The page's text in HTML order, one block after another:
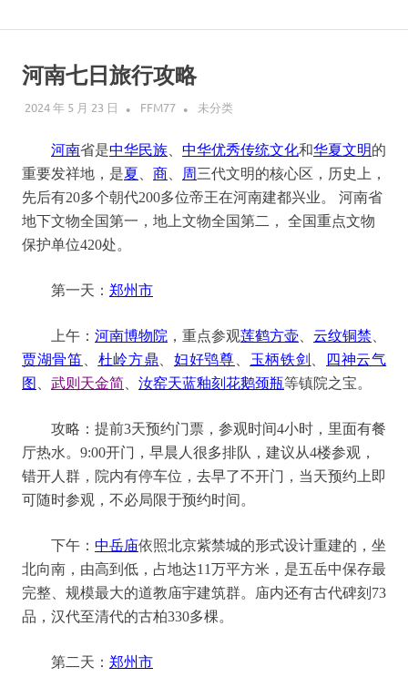
to
说
走
就
走
的
旅
河南七日旅行攻略
2024 年 5 月 23 日 FFM77 未分类
河南省是中华民族 中华优秀传统文化和华夏文明的
重要发祥地，是夏 商 周三代文明的核心区，历史上，
先后有20多个朝代200多位帝王在河南建都兴业。
河南省
地下文物全国第一，地上文物全国第二，
全国重点文物
保护单位420处。
第一天 ： 郑州市
上午： 河南博物院 ，重点参观莲鹤方壶 云纹铜禁
贾湖骨笛
杜岭方鼎 妇好鸮尊 玉柄铁剑
四神云气
图
武则天金简 汝窑天蓝釉刻花鹅颈瓶等镇院之宝。
攻略 ： 提前3天预约门票，参观时间4小时，里面有餐
厅热水。9:00开门，早晨人很多排队，建议从4楼参观，
错开人群，院内有停车位，去早了不开门，当天预约上即
可随时参观，不必局限于预约时间。
下午 ： 中岳庙依照北京紫禁城的形式设计重建的，坐
北向南，由高到低，占地达11万平方米， 是五岳中保存最
完整、规模最大的道教庙宇建筑群。庙内还有古代碑刻 73
品，汉代至清代的古柏330多棵。
第二天 ： 郑州市